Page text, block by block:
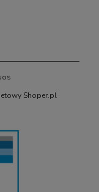
Shoper.pl